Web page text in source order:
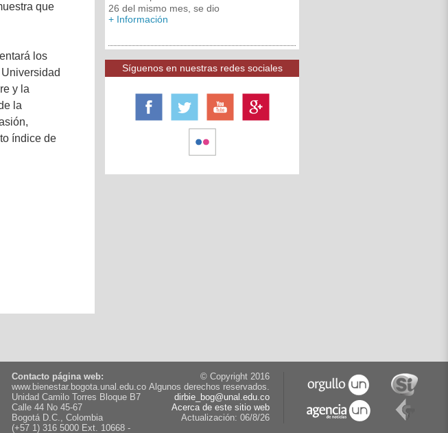
que
los
y la
la
índice de
26 del mismo mes, se dio
+ Información
Síguenos en nuestras redes sociales
Contacto página web:
www.bienestar.bogota.unal.edu.co
Unidad Camilo Torres Bloque B7
Calle 44 No 45-67
Bogotá D.C., Colombia
(+57 1) 316 5000 Ext. 10668 -
© Copyright 2016
Algunos derechos reservados.
dirbie_bog@unal.edu.co
Acerca de este sitio web
Actualización: 06/8/26